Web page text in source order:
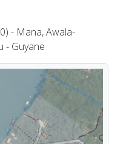
- Mana, Awala-
- Guyane